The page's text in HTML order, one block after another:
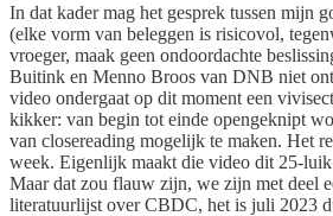
In dat kader mag het gesprek tussen mijn
(elke vorm van beleggen is risicovol,
vroeger, maak geen ondoordachte
Buitink en Menno Broos van DNB niet
video ondergaat op dit moment een
kikker: van begin tot einde opengeknipt
van closereading mogelijk te maken. Het
week. Eigenlijk maakt die video dit 25-
Maar dat zou flauw zijn, we zijn met deel
literatuurlijst over CBDC, het is juli 2023